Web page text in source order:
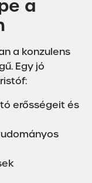
a
a konzulens
Egy jó
erősségeit és